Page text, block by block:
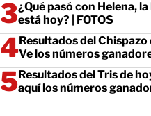
¿Qué pasó con Helena,
está hoy? | FOTOS
Resultados del
Ve los números
Resultados del Tris de
aquí los números